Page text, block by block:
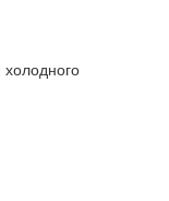
холодного